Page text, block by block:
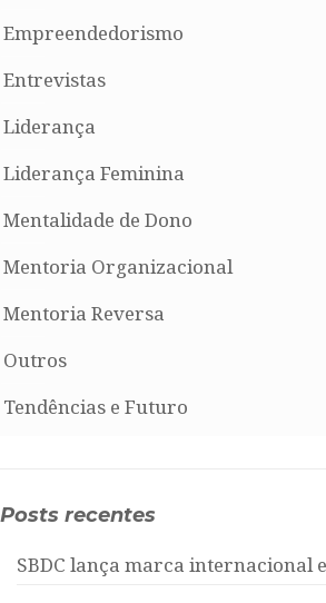
Empreendedorismo
Entrevistas
Liderança
Liderança Feminina
Mentalidade de Dono
Mentoria Organizacional
Mentoria Reversa
Outros
Tendências e Futuro
Posts recentes
SBDC lança marca internacional